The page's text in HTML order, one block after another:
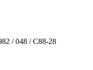
/ 048 / C88-28